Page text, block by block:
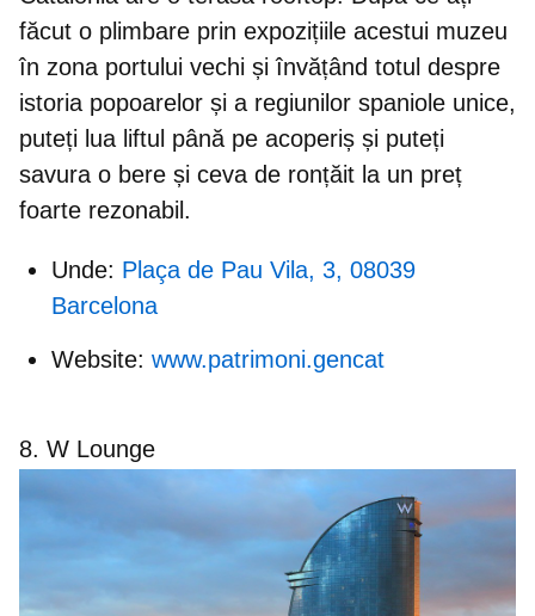
făcut o plimbare prin expozițiile acestui muzeu
în zona portului vechi și învățând totul despre
istoria popoarelor și a regiunilor spaniole unice,
puteți lua liftul până pe acoperiș și puteți
savura o bere și ceva de ronțăit la un preț
foarte rezonabil.
Unde: Plaça de Pau Vila, 3, 08039
Barcelona
Website: www.patrimoni.gencat
8. W Lounge